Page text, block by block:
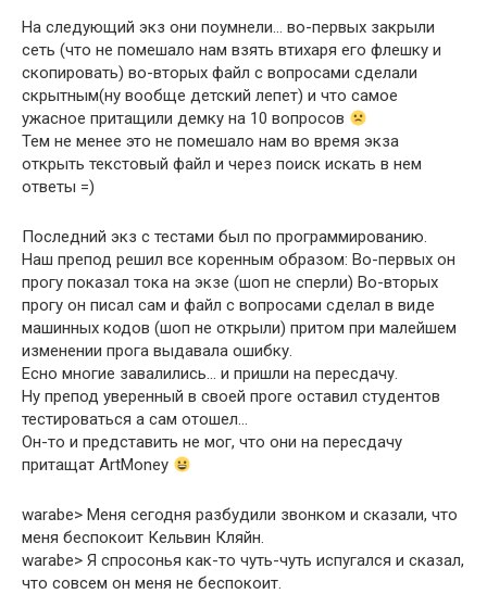
На следующий экз они поумнели… во-первых закрыли
сеть (что не помешало нам взять втихаря его флешку и
скопировать) во-вторых файл с вопросами сделали
скрытным(ну вообще детский лепет) и что самое
ужасное притащили демку на 10 вопросов
Тем не менее это не помешало нам во время экза
открыть текстовый файл и через поиск искать в нем
ответы =)
Последний экз с тестами был по программированию.
Наш препод решил все коренным образом: Во-первых он
прогу показал тока на экзе (шоп не сперли) Во-вторых
прогу он писал сам и файл с вопросами сделал в виде
машинных кодов (шоп не открыли) притом при малейшем
изменении прога выдавала ошибку.
Есно многие завалились… и пришли на пересдачу.
Ну препод уверенный в своей проге оставил студентов
тестироваться а сам отошел…
Он-то и представить не мог, что они на пересдачу
притащат ArtMoney
warabe> Меня сегодня разбудили звонком и сказали, что
меня беспокоит Кельвин Кляйн.
warabe> Я спросонья как-то чуть-чуть испугался и сказал,
что совсем он меня не беспокоит.